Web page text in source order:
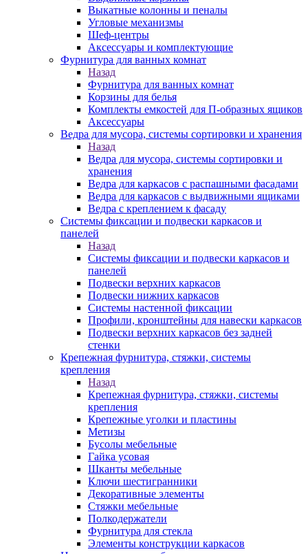
Выкатные колонны и пеналы
Угловые механизмы
Шеф-центры
Аксессуары и комплектующие
Фурнитура для ванных комнат
Назад
Фурнитура для ванных комнат
Корзины для белья
Комплекты емкостей для П-образных ящиков
Аксессуары
Ведра для мусора, системы сортировки и хранения
Назад
Ведра для мусора, системы сортировки и
хранения
Ведра для каркасов с распашными фасадами
Ведра для каркасов с выдвижными ящиками
Ведра с креплением к фасаду
Системы фиксации и подвески каркасов и
панелей
Назад
Системы фиксации и подвески каркасов и
панелей
Подвески верхних каркасов
Подвески нижних каркасов
Системы настенной фиксации
Профили, кронштейны для навески каркасов
Подвески верхних каркасов без задней
стенки
Крепежная фурнитура, стяжки, системы
крепления
Назад
Крепежная фурнитура, стяжки, системы
крепления
Крепежные уголки и пластины
Метизы
Бусолы мебельные
Гайка усовая
Шканты мебельные
Ключи шестигранники
Декоративные элементы
Стяжки мебельные
Полкодержатели
Фурнитура для стекла
Элементы конструкции каркасов